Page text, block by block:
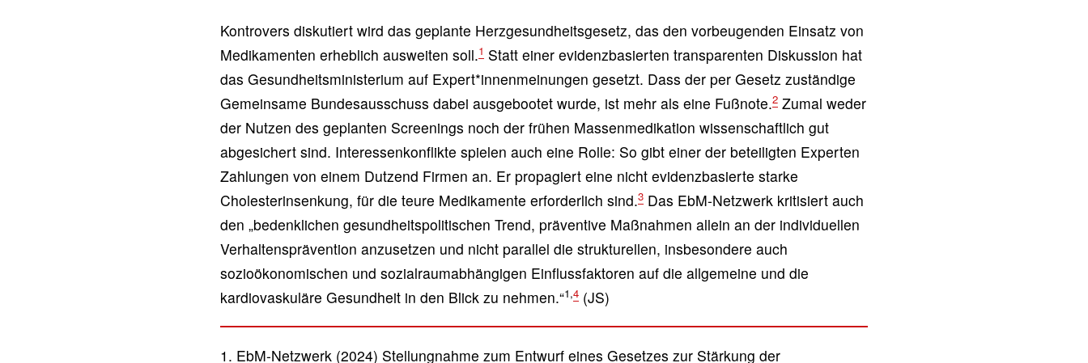
Kontrovers diskutiert wird das geplante Herzgesundheitsgesetz, das den vorbeugenden Einsatz von
Medikamenten erheblich ausweiten soll.1 Statt einer evidenzbasierten transparenten Diskussion hat
das Gesundheitsministerium auf Expert*innenmeinungen gesetzt. Dass der per Gesetz zuständige
Gemeinsame Bundesausschuss dabei ausgebootet wurde, ist mehr als eine Fußnote.2 Zumal weder
der Nutzen des geplanten Screenings noch der frühen Massenmedikation wissenschaftlich gut
abgesichert sind. Interessenkonflikte spielen auch eine Rolle: So gibt einer der beteiligten Experten
Zahlungen von einem Dutzend Firmen an. Er propagiert eine nicht evidenzbasierte starke
Cholesterinsenkung, für die teure Medikamente erforderlich sind.3 Das EbM-Netzwerk kritisiert auch
den „bedenklichen gesundheitspolitischen Trend, präventive Maßnahmen allein an der individuellen
Verhaltensprävention anzusetzen und nicht parallel die strukturellen, insbesondere auch
sozioökonomischen und sozialraumabhängigen Einflussfaktoren auf die allgemeine und die
kardiovaskuläre Gesundheit in den Blick zu nehmen.“1,4 (JS)
EbM-Netzwerk (2024) Stellungnahme zum Entwurf eines Gesetzes zur Stärkung der